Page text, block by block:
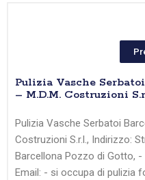
Pulizia Vasche
– M.D.M. Costruzioni
Pulizia Vasche Serbatoi
Costruzioni S.r.l., Indirizzo:
Barcellona Pozzo di Gotto, -
Email: - si occupa di pulizia